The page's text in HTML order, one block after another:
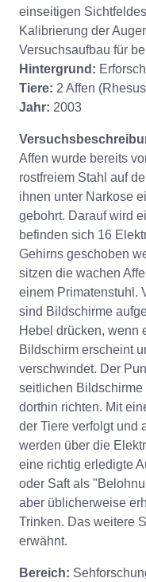
einseitigen
Kalibrierung der
Versuchsaufbau für
Hintergrund:
Tiere: 2 Affen
Jahr: 2003
Affen wurde bereits
rostfreiem Stahl auf
ihnen unter Narkose
gebohrt. Darauf wird
befinden sich 16
Gehirns geschoben
sitzen die wachen
einem Primatenstuhl.
sind Bildschirme
Hebel drücken, wenn
Bildschirm erscheint
verschwindet. Der
seitlichen
dorthin richten. Mit
der Tiere verfolgt und
werden über die
eine richtig erledigte
oder Saft als
aber üblicherweise
Trinken. Das weitere
erwähnt.
Bereich: